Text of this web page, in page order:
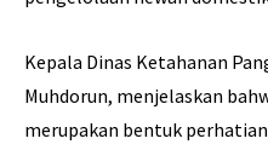
Kepala Dinas Ketahanan
Muhdorun, menjelaskan
merupakan bentuk